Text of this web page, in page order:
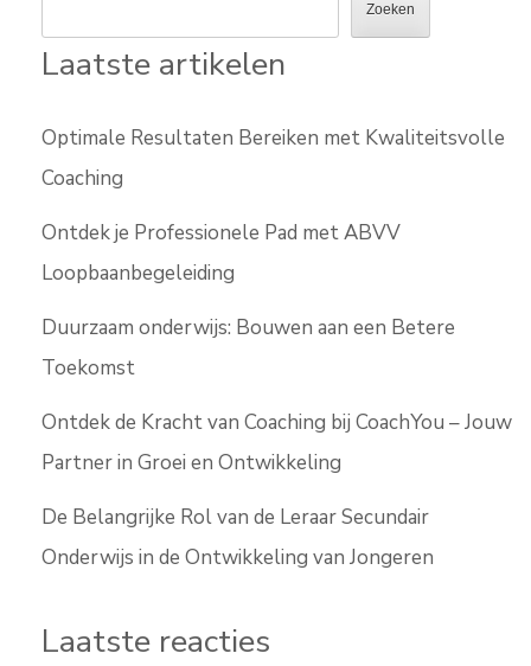
Zoeken
Laatste artikelen
Optimale Resultaten Bereiken met Kwaliteitsvolle
Coaching
Ontdek je Professionele Pad met ABVV
Loopbaanbegeleiding
Duurzaam onderwijs: Bouwen aan een Betere
Toekomst
Ontdek de Kracht van Coaching bij CoachYou – Jouw
Partner in Groei en Ontwikkeling
De Belangrijke Rol van de Leraar Secundair
Onderwijs in de Ontwikkeling van Jongeren
Laatste reacties